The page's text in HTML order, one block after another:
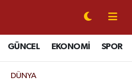
GÜNCEL EKONOMİ SPOR
DÜNYA
Nöbetçi Eczaneler
Hava Durumu